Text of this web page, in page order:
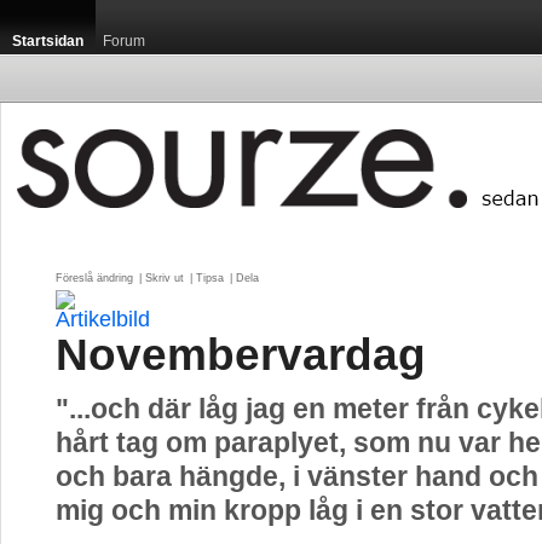
Startsidan Forum
Föreslå ändring Skriv ut Tipsa Dela
Novembervardag
"...och där låg jag en meter från
hårt tag om paraplyet, som nu var
och bara hängde, i vänster hand
mig och min kropp låg i en stor